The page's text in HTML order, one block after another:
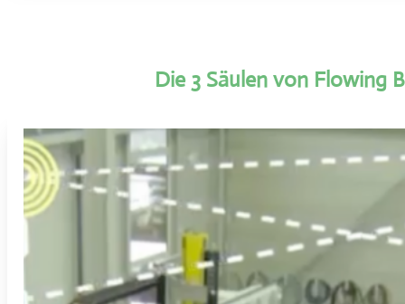
Die 3 Säulen von Flowing